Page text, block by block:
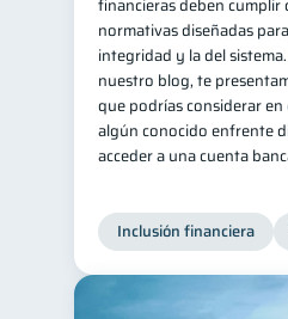
financieras deben cumplir
normativas diseñadas
integridad y la del
nuestro blog, te
que podrías considerar
algún conocido enfrente
acceder a una cuenta
Inclusión financiera